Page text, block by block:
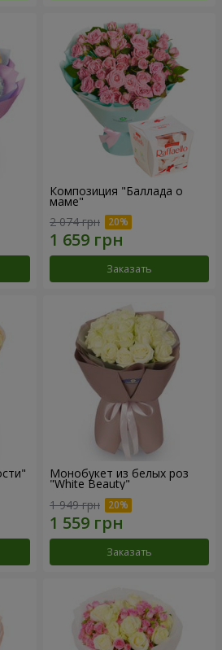
Композиция "Баллада о
маме"
2 074 грн
Заказать
Монобукет из белых роз
"White Beauty"
1 949 грн
Заказать